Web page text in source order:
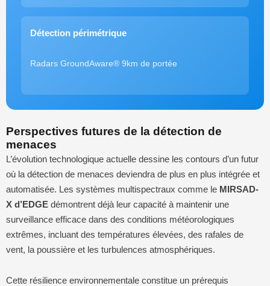
Détection périmétrique
Radars GroundAware® 9km de portée
Perspectives futures de la détection de
menaces
L’évolution technologique actuelle dessine les contours d’un futur
où la détection de menaces deviendra de plus en plus intégrée et
automatisée. Les systèmes multispectraux comme le MIRSAD-
X d’EDGE démontrent déjà leur capacité à maintenir une
surveillance efficace dans des conditions météorologiques
extrêmes, incluant des températures élevées, des rafales de
vent, la poussière et les turbulences atmosphériques.
Cette résilience environnementale constitue un prérequis